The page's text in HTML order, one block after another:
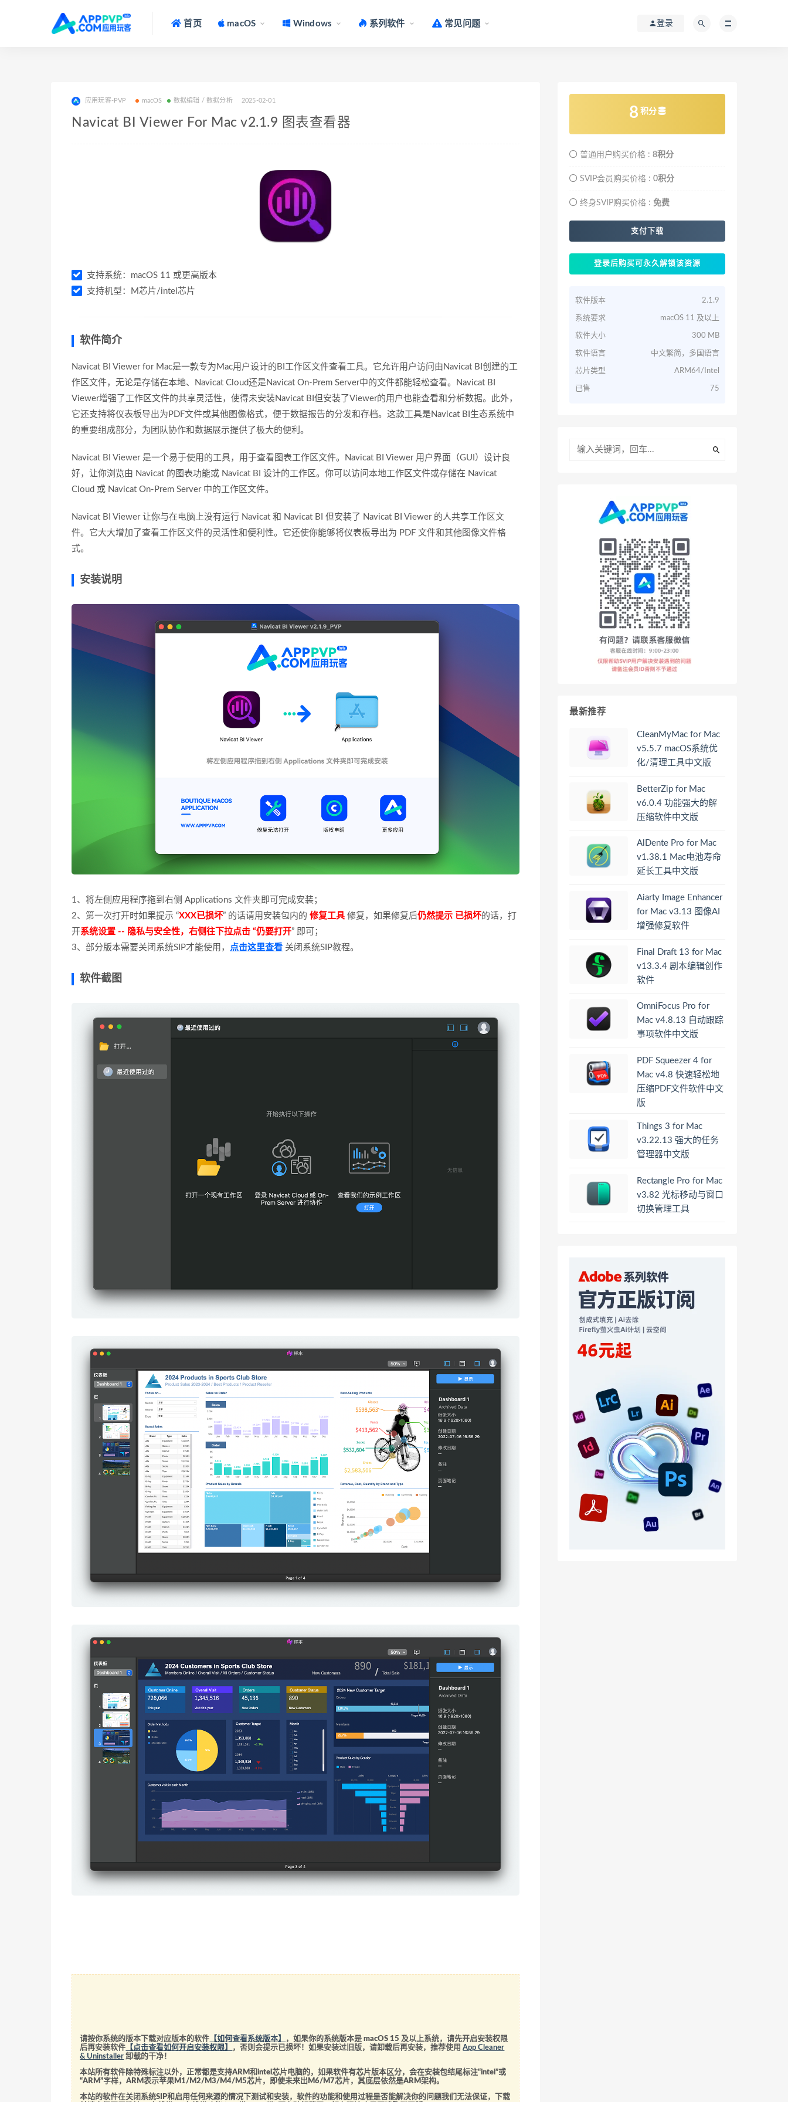
首页 macOS Windows 系列软件 常见问题 登录
应用玩客-PVP macOS 数据编辑 / 数据分析 2025-02-01
Navicat BI Viewer For Mac v2.1.9 图表查看器
支持系统：macOS 11 或更高版本
支持机型：M芯片/intel芯片
软件简介
Navicat BI Viewer for Mac是一款专为Mac用户设计的BI工作区文件查看工具。它允许用户访问由Navicat BI创建的工
作区文件，无论是存储在本地、Navicat Cloud还是Navicat On-Prem Server中的文件都能轻松查看。Navicat BI
Viewer增强了工作区文件的共享灵活性，使得未安装Navicat BI但安装了Viewer的用户也能查看和分析数据。此外，
它还支持将仪表板导出为PDF文件或其他图像格式，便于数据报告的分发和存档。这款工具是Navicat BI生态系统中
的重要组成部分，为团队协作和数据展示提供了极大的便利。
Navicat BI Viewer 是一个易于使用的工具，用于查看图表工作区文件。Navicat BI Viewer 用户界面（GUI）设计良
好，让你浏览由 Navicat 的图表功能或 Navicat BI 设计的工作区。你可以访问本地工作区文件或存储在 Navicat
Cloud 或 Navicat On-Prem Server 中的工作区文件。
Navicat BI Viewer 让你与在电脑上没有运行 Navicat 和 Navicat BI 但安装了 Navicat BI Viewer 的人共享工作区文
件。它大大增加了查看工作区文件的灵活性和便利性。它还使你能够将仪表板导出为 PDF 文件和其他图像文件格
式。
安装说明
1、将左侧应用程序拖到右侧 Applications 文件夹即可完成安装；
2、第一次打开时如果提示 “XXX已损坏” 的话请用安装包内的 修复工具 修复，如果修复后仍然提示 已损坏的话，打
开系统设置 -- 隐私与安全性，右侧往下拉点击 “仍要打开” 即可；
3、部分版本需要关闭系统SIP才能使用， 点击这里查看 关闭系统SIP教程。
软件截图
请按你系统的版本下载对应版本的软件 【如何查看系统版本】
，如果你的系统版本是 macOS 15 及以上系统，请先开启安装权限
后再安装软件 【点击查看如何开启安装权限】 ，否则会提示已损坏！如果安装过旧版，请卸载后再安装，推荐使用App Cleaner
& Uninstaller 卸载的干净！
本站所有软件除特殊标注以外，正常都是支持ARM和intel芯片电脑的，如果软件有芯片版本区分，会在安装包结尾标注“intel”或
“ARM”字样，ARM表示苹果M1/M2/M3/M4/M5芯片，即使未来出M6/M7芯片，其底层依然是ARM架构。
本站的软件在关闭系统SIP和启用任何来源的情况下测试和安装，软件的功能和使用过程是否能解决你的问题我们无法保证，下载
8 积分
普通用户购买价格 : 8积分
SVIP会员购买价格 : 0积分
终身SVIP购买价格 : 免费
支付下载
登录后购买可永久解锁该资源
软件版本 2.1.9
系统要求 macOS 11 及以上
软件大小 300 MB
软件语言 中文繁简，多国语言
芯片类型 ARM64/Intel
已售 75
最新推荐
CleanMyMac for Mac
v5.5.7 macOS系统优
化/清理工具中文版
BetterZip for Mac
v6.0.4 功能强大的解
压缩软件中文版
AlDente Pro for Mac
v1.38.1 Mac电池寿命
延长工具中文版
Aiarty Image Enhancer
for Mac v3.13 图像AI
增强修复软件
Final Draft 13 for Mac
v13.3.4 剧本编辑创作
软件
OmniFocus Pro for
Mac v4.8.13 自动跟踪
事项软件中文版
PDF Squeezer 4 for
Mac v4.8 快速轻松地
压缩PDF文件软件中文
版
Things 3 for Mac
v3.22.13 强大的任务
管理器中文版
Rectangle Pro for Mac
v3.82 光标移动与窗口
切换管理工具